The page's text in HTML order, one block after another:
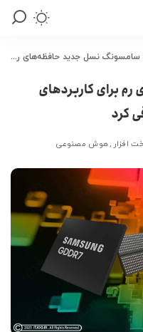
سامسونگ نسل جدید حافظه‌های رم برای کاربردهای هوش مصنوعی و گیمینگ را معرفی کرد
برای کاربردهای
کرد
افزار هوش مصنوعی